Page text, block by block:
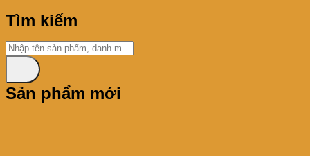
Tìm kiếm
Sản phẩm mới